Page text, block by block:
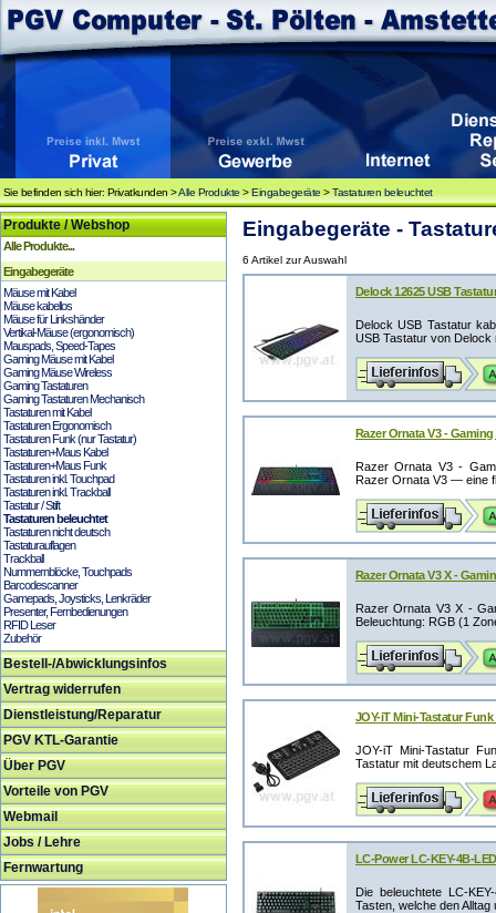
Sie befinden sich hier: Privatkunden >Alle Produkte >Eingabegeräte >Tastaturen beleuchtet
Produkte / Webshop
Alle Produkte...
Eingabegeräte
Mäuse mit Kabel
Mäuse kabellos
Mäuse für Linkshänder
Vertikal-Mäuse (ergonomisch)
Mauspads, Speed-Tapes
Gaming Mäuse mit Kabel
Gaming Mäuse Wireless
Gaming Tastaturen
Gaming Tastaturen Mechanisch
Tastaturen mit Kabel
Tastaturen Ergonomisch
Tastaturen Funk (nur Tastatur)
Tastaturen+Maus Kabel
Tastaturen+Maus Funk
Tastaturen inkl. Touchpad
Tastaturen inkl. Trackball
Tastatur / Stift
Tastaturen beleuchtet
Tastaturen nicht deutsch
Tastaturauflagen
Trackball
Nummernblöcke, Touchpads
Barcodescanner
Gamepads, Joysticks, Lenkräder
Presenter, Fernbedienungen
RFID Leser
Zubehör
Bestell-/Abwicklungsinfos
Vertrag widerrufen
Dienstleistung/Reparatur
PGV KTL-Garantie
Über PGV
Vorteile von PGV
Webmail
Jobs / Lehre
Fernwartung
Eingabegeräte -
6 Artikel zur Auswahl
Delock 12625 USB
Delock USB Tastatur
USB Tastatur von Delock
Razer Ornata V3 -
Razer Ornata V3 -
Razer Ornata V3 — eine
Razer Ornata V3 X -
Razer Ornata V3 X -
Beleuchtung: RGB (1
JOY-iT Mini-Tastatur
JOY-iT Mini-Tastatur
Tastatur mit deutschem
LC-Power LC-KEY-4B-
Die beleuchtete LC-
Tasten, welche den Alltag